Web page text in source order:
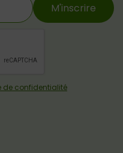
M'inscrire
de confidentialité